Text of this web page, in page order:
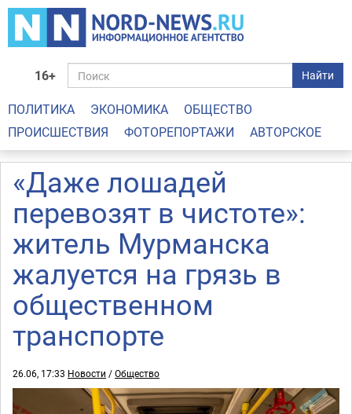
16+ Найти
ПОЛИТИКА ЭКОНОМИКА
ОБЩЕСТВО
ПРОИСШЕСТВИЯ
ФОТОРЕПОРТАЖИ АВТОРСКОЕ
«Даже лошадей
перевозят в чистоте»:
житель Мурманска
жалуется на грязь в
общественном
транспорте
26.06, 17:33 Новости /Общество